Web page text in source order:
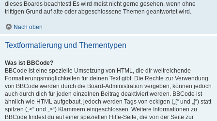
dieses Boards beachtest! Es wird meist nicht gerne gesehen, wenn ohne
triftigen Grund auf alte oder abgeschlossene Themen geantwortet wird.
Nach oben
Textformatierung und Thementypen
Was ist BBCode?
BBCode ist eine spezielle Umsetzung von HTML, die dir weitreichende
Formatierungsmöglichkeiten für deinen Text gibt. Die Rechte zur Verwendung
von BBCode werden durch die Board-Administration vergeben, können jedoch
auch durch dich für jeden einzelnen Beitrag deaktiviert werden. BBCode ist
ähnlich wie HTML aufgebaut, jedoch werden Tags von eckigen („[“ und „]“) statt
spitzen („<“ und „>“) Klammern eingeschlossen. Weitere Informationen zu
BBCode findest du auf einer speziellen Hilfe-Seite, die von der Seite zur